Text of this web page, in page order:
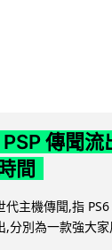
傳聞流
間
主機傳聞,指
分別為一款強大